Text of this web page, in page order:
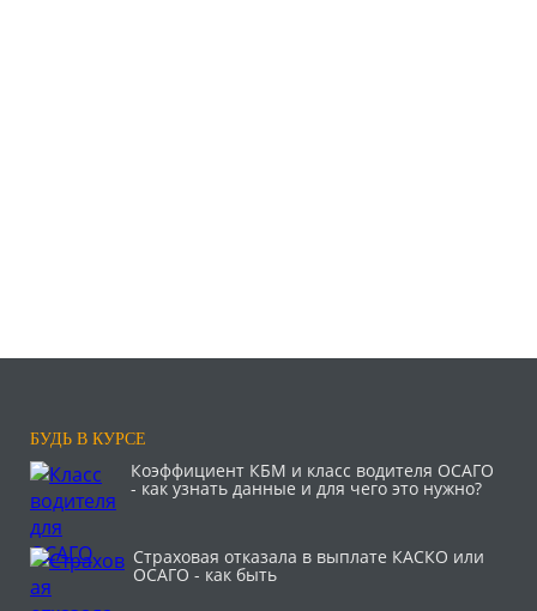
БУДЬ В КУРСЕ
Коэффициент КБМ и класс водителя ОСАГО
- как узнать данные и для чего это нужно?
Страховая отказала в выплате КАСКО или
ОСАГО - как быть